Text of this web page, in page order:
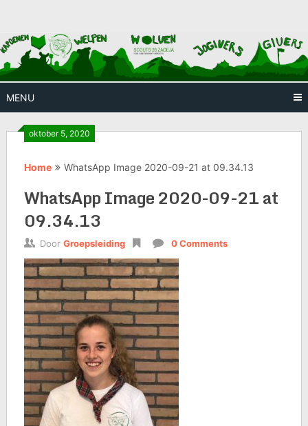
content
Scouts
28
Zaoeja
MENU
oktober 5, 2020
Home WhatsApp Image 2020-09-21 at 09.34.13
WhatsApp Image 2020-09-21 at
09.34.13
Door Groepsleiding 0 Comments